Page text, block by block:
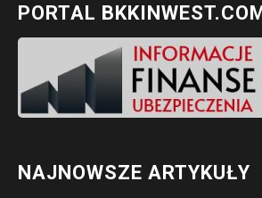
PORTAL
NAJNOWSZE ARTYKUŁY